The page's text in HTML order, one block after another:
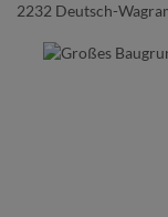
2232 Deutsch-